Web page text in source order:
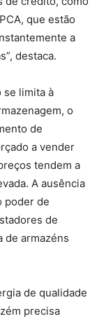
que estão
a
destaca.
se limita à
o
de
a vender
tendem a
A ausência
poder de
de
de armazéns
de qualidade
precisa